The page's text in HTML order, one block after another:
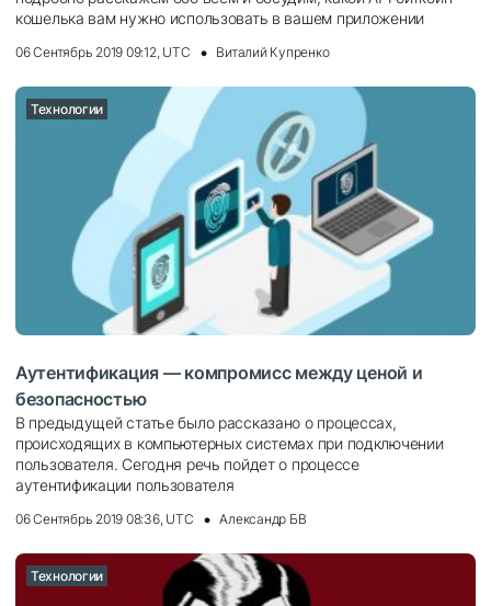
кошелька вам нужно использовать в вашем приложении
06 Сентябрь 2019 09:12, UTC Виталий Купренко
Технологии
Аутентификация — компромисс между ценой и
безопасностью
В предыдущей статье было рассказано о процессах,
происходящих в компьютерных системах при подключении
пользователя. Сегодня речь пойдет о процессе
аутентификации пользователя
06 Сентябрь 2019 08:36, UTC Александр БВ
Технологии